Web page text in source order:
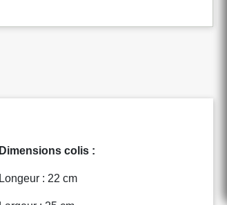
Dimensions colis :
Longeur : 22 cm